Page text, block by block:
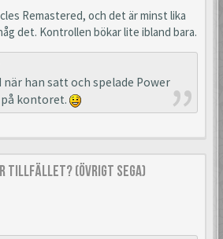
Remastered, och det är minst lika
det. Kontrollen bökar lite ibland bara.
när han satt och spelade Power
kontoret.
tillfället? (Övrigt Sega)